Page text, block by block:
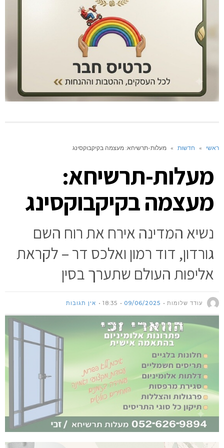
ראשי » חדשות » מעלות-תרשיחא: מעצמה בקיקבוקסינג
מעלות-תרשיחא:
מעצמה בקיקבוקסינג
נשיא המדינה אירח את רוח השם
גורדון, דוד רמון ואלכס דר – לקראת
אליפות העולם שתערך בסין
עודד שלומות 09/06/2025
18:35 אין תגובות